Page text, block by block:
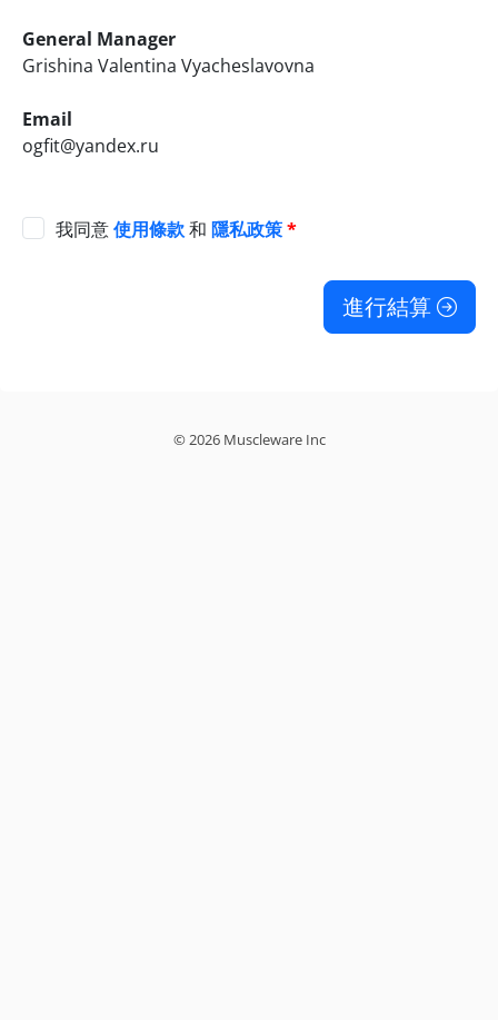
General Manager
Grishina Valentina Vyacheslavovna
Email
ogfit@yandex.ru
我同意使用條款和隱私政策*
進行結算
© 2026 Muscleware Inc